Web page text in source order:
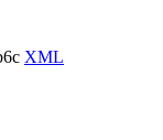
XML